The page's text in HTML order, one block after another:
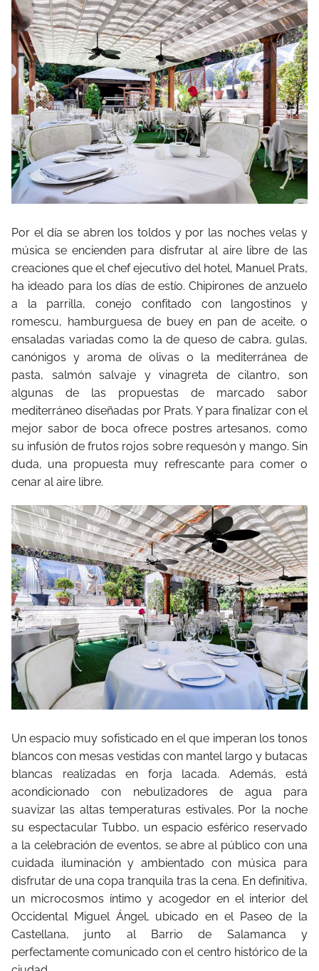
Por el día se abren los toldos y por las noches velas y
música se encienden para disfrutar al aire libre de las
creaciones que el chef ejecutivo del hotel, Manuel Prats,
ha ideado para los días de estío. Chipirones de anzuelo
a la parrilla, conejo confitado con langostinos y
romescu, hamburguesa de buey en pan de aceite, o
ensaladas variadas como la de queso de cabra, gulas,
canónigos y aroma de olivas o la mediterránea de
pasta, salmón salvaje y vinagreta de cilantro, son
algunas de las propuestas de marcado sabor
mediterráneo diseñadas por Prats. Y para finalizar con el
mejor sabor de boca ofrece postres artesanos, como
su infusión de frutos rojos sobre requesón y mango. Sin
duda, una propuesta muy refrescante para comer o
cenar al aire libre.
Un espacio muy sofisticado en el que imperan los tonos
blancos con mesas vestidas con mantel largo y butacas
blancas realizadas en forja lacada. Además, está
acondicionado con nebulizadores de agua para
suavizar las altas temperaturas estivales. Por la noche
su espectacular Tubbo, un espacio esférico reservado
a la celebración de eventos, se abre al público con una
cuidada iluminación y ambientado con música para
disfrutar de una copa tranquila tras la cena. En definitiva,
un microcosmos íntimo y acogedor en el interior del
Occidental Miguel Ángel, ubicado en el Paseo de la
Castellana, junto al Barrio de Salamanca y
perfectamente comunicado con el centro histórico de la